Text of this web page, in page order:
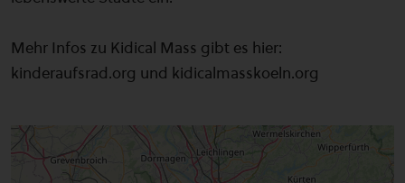
Mehr Infos zu Kidical Mass gibt es hier:
kinderaufsrad.org und kidicalmasskoeln.org